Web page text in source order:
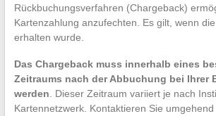
Rückbuchungsverfahren (Chargeback)
Kartenzahlung anzufechten. Es gilt, wenn
erhalten wurde.
Das Chargeback muss innerhalb eines
Zeitraums nach der Abbuchung bei Ihrer
werden . Dieser Zeitraum variiert je nach
Kartennetzwerk. Kontaktieren Sie